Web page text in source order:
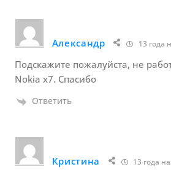
Александр 13 года
Подскажите пожалуйста, не
Nokia х7. Спасибо
Ответить
Кристина 13 года